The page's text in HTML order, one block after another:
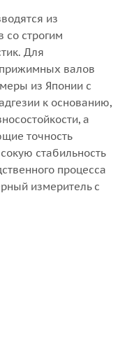
из
со строгим
Для
валов
из Японии с
к основанию,
а
точность
стабильность
процесса
измеритель с